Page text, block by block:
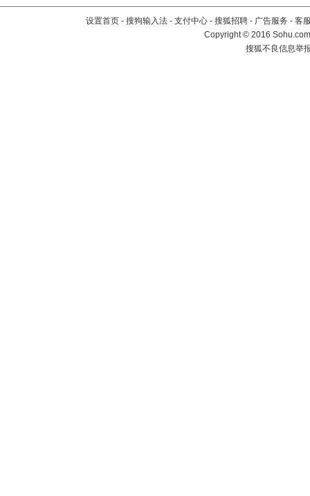
设置首页 - 搜狗输入法 - 支付中心 - 搜狐招聘 - 广告服务 - 客
Copyright©2016
搜狐不良信息举